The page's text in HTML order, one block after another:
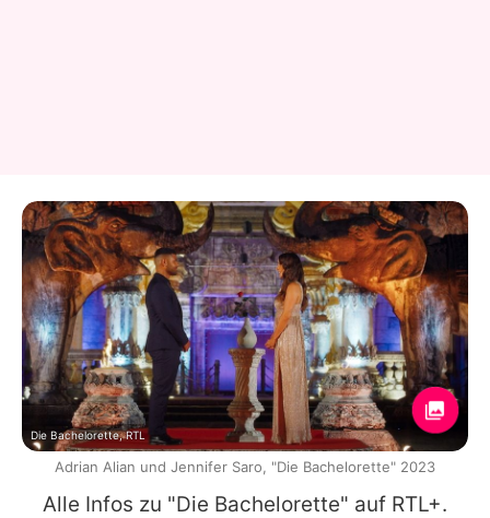
Alle Infos zu "Die Bachelorette" auf RTL+.
Die Bachelorette, RTL
Adrian Alian und Jennifer Saro, "Die Bachelorette" 2023